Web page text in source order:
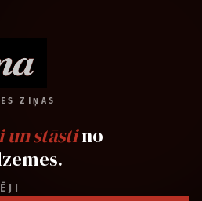
ZIŅAS
un stāstino